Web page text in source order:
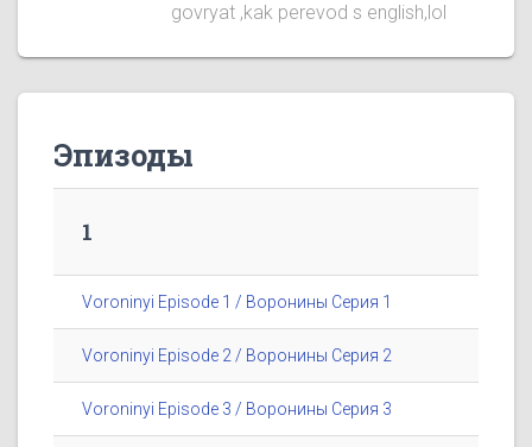
govryat ,kak perevod s english,lol
Эпизоды
1
Voroninyi Episode 1 / Воронины Серия 1
Voroninyi Episode 2 / Воронины Серия 2
Voroninyi Episode 3 / Воронины Серия 3